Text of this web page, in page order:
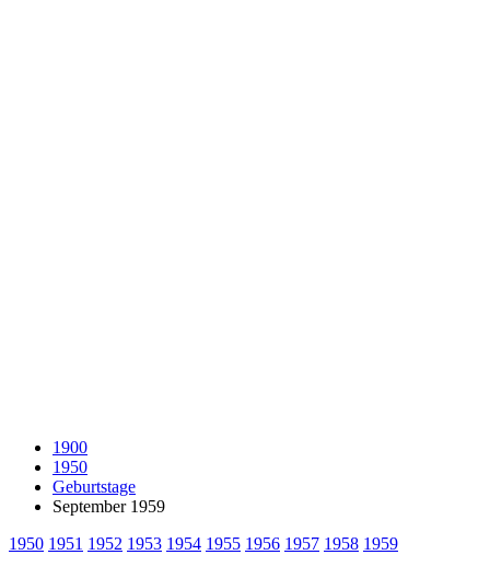
1900
1950
Geburtstage
September 1959
1950 1951 1952 1953 1954 1955 1956 1957 1958 1959